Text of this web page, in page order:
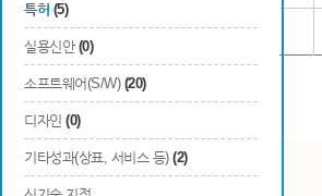
특허 (5)
실용신안 (0)
소프트웨어(S/W) (20)
디자인 (0)
기타성과(상표, 서비스 등) (2)
5 대한민국 출원